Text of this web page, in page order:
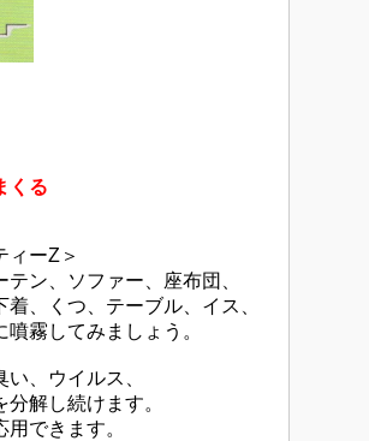
くる
ィーZ＞
テン、ソファー、座布団、
着、くつ、テーブル、イス、
噴霧してみましょう。
い、ウイルス、
分解し続けます。
できます。